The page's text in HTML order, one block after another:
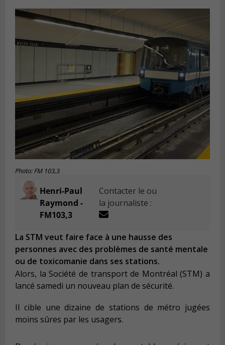
Photo: FM 103,3
Henri-Paul
Raymond -
FM103,3
Contacter le ou
la journaliste :
La STM veut faire face à une hausse des
personnes avec des problèmes de santé mentale
ou de toxicomanie dans ses stations.
Alors, la Société de transport de Montréal (STM) a
lancé samedi un nouveau plan de sécurité.
Il cible une dizaine de stations de métro jugées
moins sûres par les usagers.